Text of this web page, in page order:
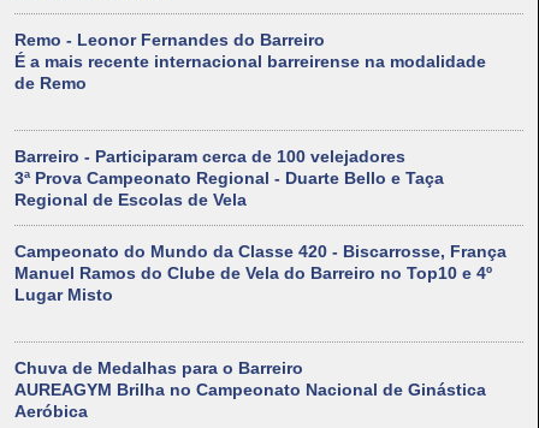
Remo - Leonor Fernandes do Barreiro
É a mais recente internacional barreirense na modalidade
de Remo
Barreiro - Participaram cerca de 100 velejadores
3ª Prova Campeonato Regional - Duarte Bello e Taça
Regional de Escolas de Vela
Campeonato do Mundo da Classe 420 - Biscarrosse, França
Manuel Ramos do Clube de Vela do Barreiro no Top10 e 4º
Lugar Misto
Chuva de Medalhas para o Barreiro
AUREAGYM Brilha no Campeonato Nacional de Ginástica
Aeróbica